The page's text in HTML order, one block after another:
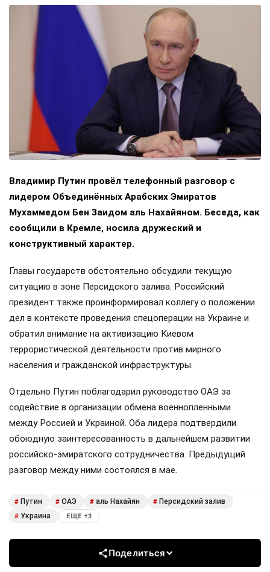
Владимир Путин провёл телефонный разговор с
лидером Объединённых Арабских Эмиратов
Мухаммедом Бен Заидом аль Нахайяном. Беседа, как
сообщили в Кремле, носила дружеский и
конструктивный характер.
Главы государств обстоятельно обсудили текущую
ситуацию в зоне Персидского залива. Российский
президент также проинформировал коллегу о положении
дел в контексте проведения спецоперации на Украине и
обратил внимание на активизацию Киевом
террористической деятельности против мирного
населения и гражданской инфраструктуры.
Отдельно Путин поблагодарил руководство ОАЭ за
содействие в организации обмена военнопленными
между Россией и Украиной. Оба лидера подтвердили
обоюдную заинтересованность в дальнейшем развитии
российско-эмиратского сотрудничества. Предыдущий
разговор между ними состоялся в мае.
# Путин # ОАЭ # аль Нахайян # Персидский залив
# Украина ЕЩЕ +3
Поделиться